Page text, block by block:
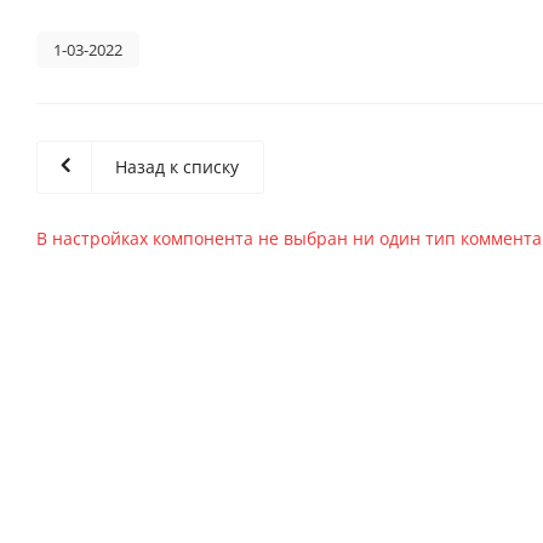
1-03-2022
Назад к списку
В настройках компонента не выбран ни один тип